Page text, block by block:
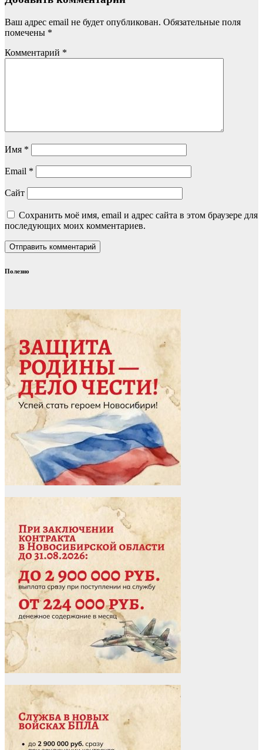
Ваш адрес email не будет опубликован. Обязательные поля
помечены *
Комментарий *
Имя *
Email *
Сайт
Сохранить моё имя, email и адрес сайта в этом браузере для
последующих моих комментариев.
Полезно